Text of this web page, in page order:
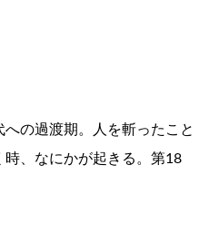
の過渡期。人を斬ったこと
、なにかが起きる。第18